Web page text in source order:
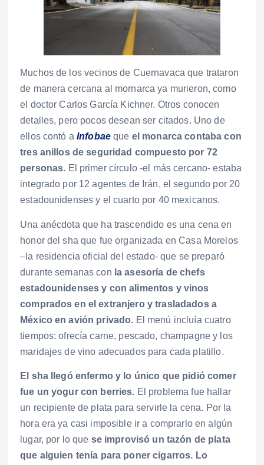
Muchos de los vecinos de Cuernavaca que trataron
de manera cercana al mornarca ya murieron, como
el doctor Carlos García Kichner. Otros conocen
detalles, pero pocos desean ser citados. Uno de
ellos contó aInfobaeque el monarca contaba con
tres anillos de seguridad compuesto por 72
personas. El primer círculo -el más cercano- estaba
integrado por 12 agentes de Irán, el segundo por 20
estadounidenses y el cuarto por 40 mexicanos.
Una anécdota que ha trascendido es una cena en
honor del sha que fue organizada en Casa Morelos
–la residencia oficial del estado- que se preparó
durante semanas con la asesoría de chefs
estadounidenses y con alimentos y vinos
comprados en el extranjero y trasladados a
México en avión privado. El menú incluía cuatro
tiempos: ofrecía carne, pescado, champagne y los
maridajes de vino adecuados para cada platillo.
El sha llegó enfermo y lo único que pidió comer
fue un yogur con berries. El problema fue hallar
un recipiente de plata para servirle la cena. Por la
hora era ya casi imposible ir a comprarlo en algún
lugar, por lo que se improvisó un tazón de plata
que alguien tenía para poner cigarros. Lo